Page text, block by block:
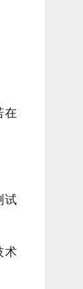
在
试
术